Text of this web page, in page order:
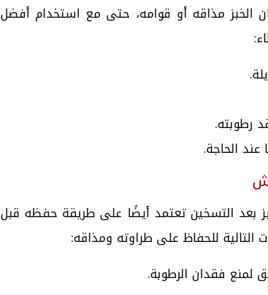
الخبز مذاقه أو قوامه، حتى مع استخدام أفضل
رطوبته.
عند الحاجة.
بعد التسخين تعتمد أيضًا على طريقة حفظه قبل
التالية للحفاظ على طراوته ومذاقه:
فقدان الرطوبة.